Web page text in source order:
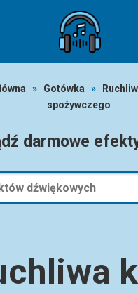
» Gotówka »
spożywczego
darmowe